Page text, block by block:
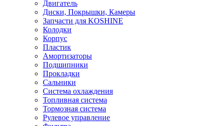
Двигатель
Диски, Покрышки, Камеры
Запчасти для KOSHINE
Колодки
Корпус
Пластик
Амортизаторы
Подшипники
Прокладки
Сальники
Система охлаждения
Топливная система
Тормозная система
Рулевое управление